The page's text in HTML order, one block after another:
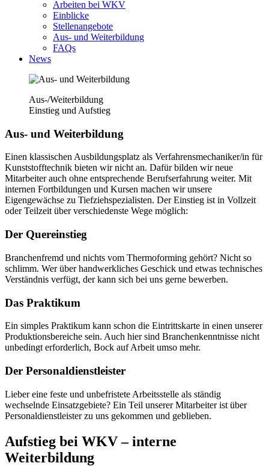
Arbeiten bei WKV
Einblicke
Stellenangebote
Aus- und Weiterbildung
FAQs
News
Aus-/Weiterbildung
Einstieg und Aufstieg
Aus- und Weiterbildung
Einen klassischen Ausbildungsplatz als Verfahrensmechaniker/in für
Kunststofftechnik bieten wir nicht an. Dafür bilden wir neue
Mitarbeiter auch ohne entsprechende Berufserfahrung weiter. Mit
internen Fortbildungen und Kursen machen wir unsere
Eigengewächse zu Tiefziehspezialisten. Der Einstieg ist in Vollzeit
oder Teilzeit über verschiedenste Wege möglich:
Der Quereinstieg
Branchenfremd und nichts vom Thermoforming gehört? Nicht so
schlimm. Wer über handwerkliches Geschick und etwas technisches
Verständnis verfügt, der kann sich bei uns gerne bewerben.
Das Praktikum
Ein simples Praktikum kann schon die Eintrittskarte in einen unserer
Produktions­bereiche sein. Auch hier sind Branchen­kenntnisse nicht
unbedingt erforderlich, Bock auf Arbeit umso mehr.
Der Personaldienstleister
Lieber eine feste und unbefristete Arbeitsstelle als ständig
wechselnde Einsatzgebiete? Ein Teil unserer Mitarbeiter ist über
Personaldienstleister zu uns gekommen und geblieben.
Aufstieg bei WKV – interne
Weiterbildung